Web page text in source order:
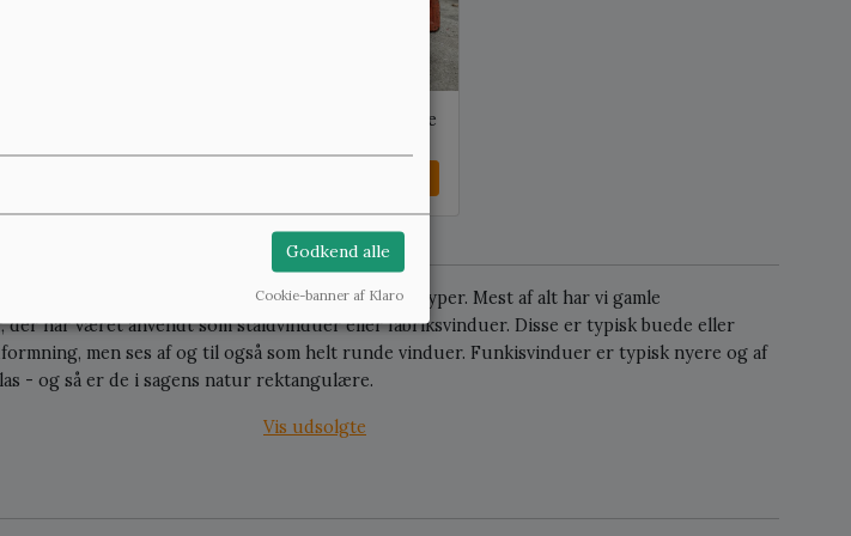
Se mere
Buet støbejernsvindue m. fine
gamle og brugte jernvinduer omfatter forskellige typer. Mest af alt har vi gamle
der har været anvendt som staldvinduer eller fabriksvinduer. Disse er typisk buede eller
men ses af og til også som helt runde vinduer. Funkisvinduer er typisk nyere og af
- og så er de i sagens natur rektangulære.
Vis udsolgte
Godkend alle
Cookie-banner af Klaro